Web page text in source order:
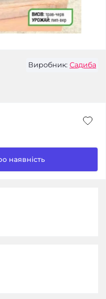
Виробник: Садиба
наявність